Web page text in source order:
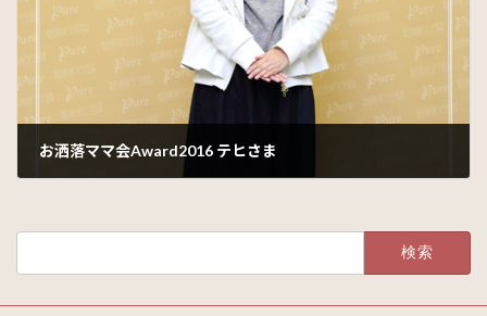
お洒落ママ会Award2016 テヒさま